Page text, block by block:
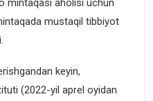
mintaqasi aholisi uchun
mustaqil tibbiyot
keyin,
(2022-yil aprel oyidan